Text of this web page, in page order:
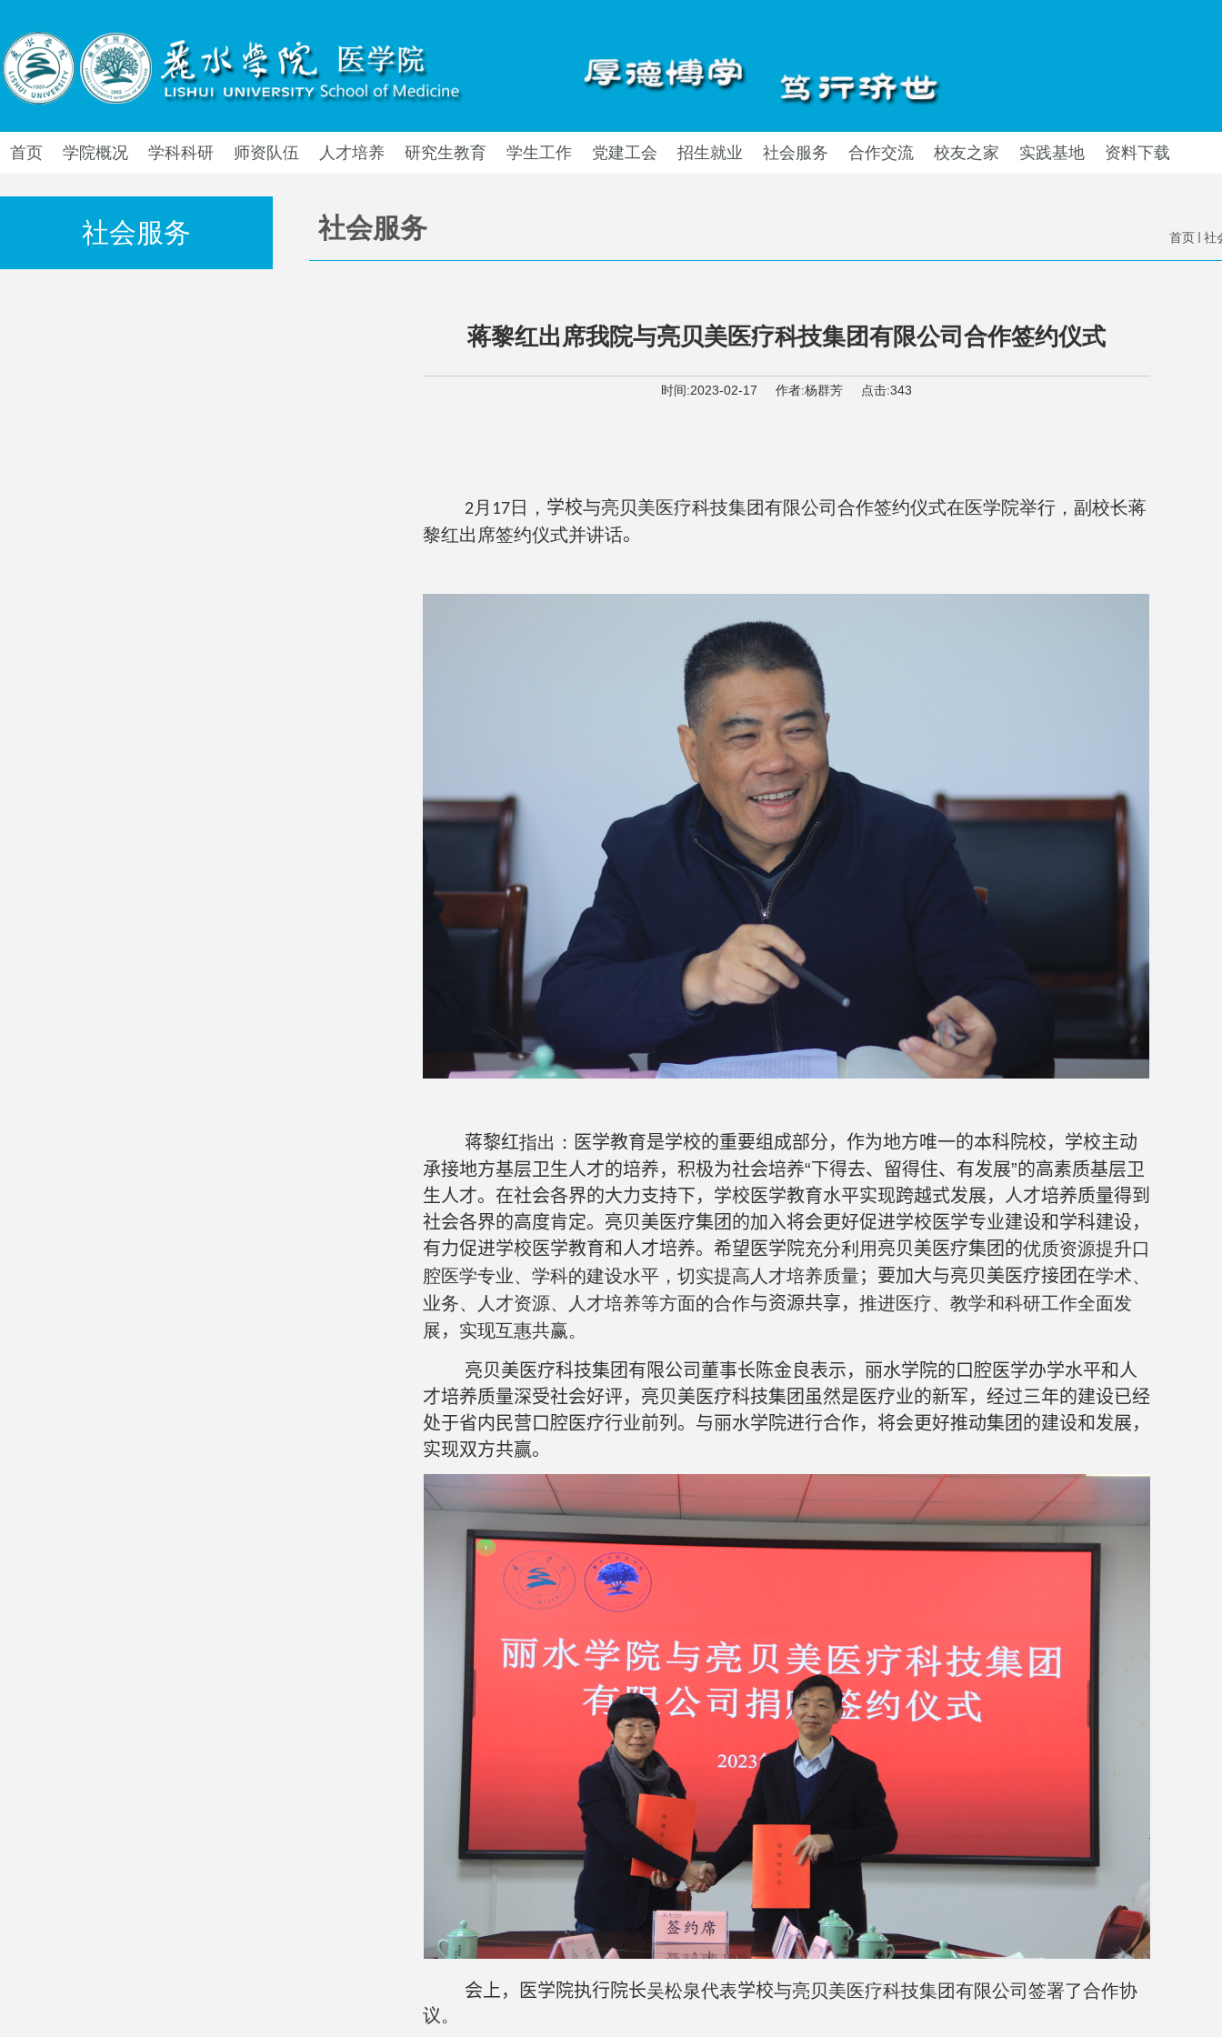
首页 学院概况 学科科研 师资队伍 人才培养 研究生教育 学生工作 党建工会 招生就业 社会服务 合作交流 校友之家 实践基地 资料下载
社会服务 社会服务 首页 社
蒋黎红出席我院与亮贝美医疗科技集团有限公司合作签约仪式
时间:2023-02-17 作者:杨群芳 点击:343
2月 17 日， 学校与亮贝美医疗科技集团有限公司合作签约仪式在医学院举行，副校长蒋
黎红出席签约仪式并讲话。
蒋黎红指出： 医学教育是学校的重要组成部分，作为地方唯一的本科院校，学校主动
承接地方基层卫生人才的培养，积极为社会培养“下得去、留得住、有发展”的高素质基层卫
生人才。在社会各界的大力支持下，学校医学教育水平实现跨越式发展，人才培养质量得到
社会各界的高度肯定。亮贝美医疗集团的加入将会更好促进学校医学专业建设和学科建设，
有力促进学校医学教育和人才培养。希望医学院充分利用亮贝美医疗集团的优质资源提升口
腔医学专业、学科的建设水平，切实提高人才培养质量；要加大与亮贝美医疗接团在学术、
业务、人才资源、人才培养等方面的合作与资源共享， 推进医疗、教学和科研工作全面发
展， 实现互惠共赢。
亮贝美医疗科技集团有限公司董事长陈金良表示，丽水学院的口腔医学办学水平和人
才培养质量深受社会好评，亮贝美医疗科技集团虽然是医疗业的新军，经过三年的建设已经
处于省内民营口腔医疗行业前列。与丽水学院进行合作，将会更好推动集团的建设和发展，
实现双方共赢。
会上，医学院执行院长吴松泉代表学校与亮贝美医疗科技集团有限公司签署了合作协
议。